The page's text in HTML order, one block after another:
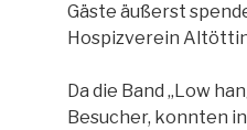
Gäste äußerst
Hospizverein
Da die Band „Low
Besucher, konnten